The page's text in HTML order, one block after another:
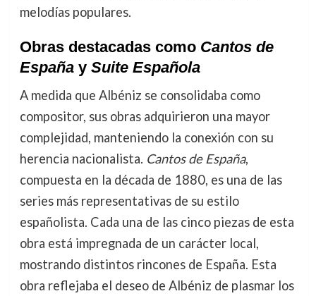
melodías populares.
Obras destacadas como Cantos de
Españay Suite Española
A medida que Albéniz se consolidaba como
compositor, sus obras adquirieron una mayor
complejidad, manteniendo la conexión con su
herencia nacionalista. Cantos de España,
compuesta en la década de 1880, es una de las
series más representativas de su estilo
españolista. Cada una de las cinco piezas de esta
obra está impregnada de un carácter local,
mostrando distintos rincones de España. Esta
obra reflejaba el deseo de Albéniz de plasmar los